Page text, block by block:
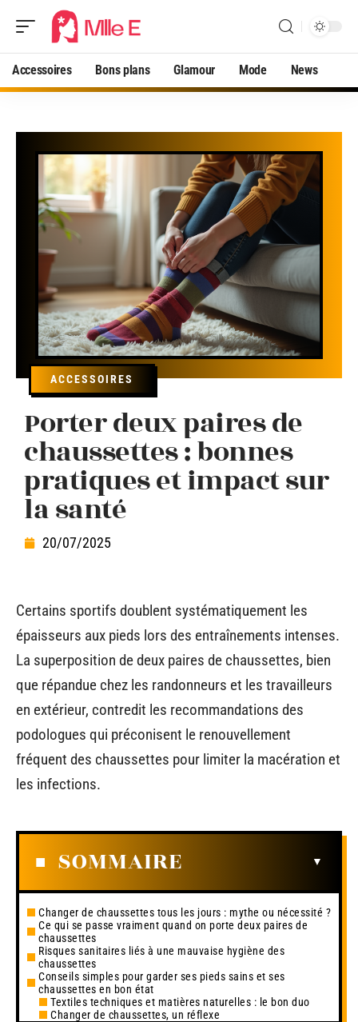
Accessoires Bons plans Glamour Mode News
ACCESSOIRES
Porter deux paires de
chaussettes : bonnes
pratiques et impact sur
la santé
20/07/2025
Certains sportifs doublent systématiquement les
épaisseurs aux pieds lors des entraînements intenses.
La superposition de deux paires de chaussettes, bien
que répandue chez les randonneurs et les travailleurs
en extérieur, contredit les recommandations des
podologues qui préconisent le renouvellement
fréquent des chaussettes pour limiter la macération et
les infections.
SOMMAIRE
Changer de chaussettes tous les jours : mythe ou nécessité ?
Ce qui se passe vraiment quand on porte deux paires de
chaussettes
Risques sanitaires liés à une mauvaise hygiène des
chaussettes
Conseils simples pour garder ses pieds sains et ses
chaussettes en bon état
Textiles techniques et matières naturelles : le bon duo
Changer de chaussettes, un réflexe